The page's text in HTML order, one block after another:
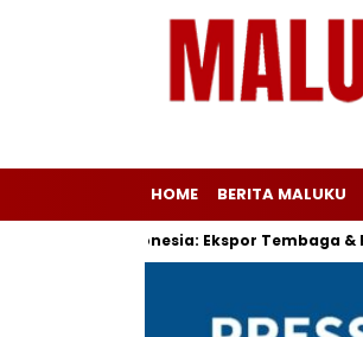
HOME BERITA MALUKU
AS–Indonesia: Ekspor Tembaga & Boeing